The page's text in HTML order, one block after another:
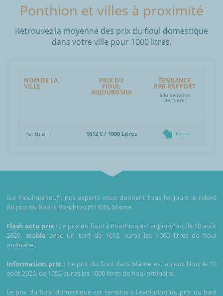
Ponthion et villes à proximité
Retrouvez la moyenne des prix du fioul domestique
dans votre ville pour 1000 litres.
NOM DE LA
VILLE
PRIX DU
FIOUL
AUJOURD'HUI
TENDANCE
PAR RAPPORT
à la semaine
dernière
Ponthion 1612 € / 1000 Litres Baisse
Sur Fioulmarket.fr, nos experts vous donnent tous les jours le relevé
du prix du fioul à Ponthion (51300), Marne.
Flash actu prix : Le prix du fioul à Ponthion est aujourd'hui, le 10 août
2026, stable avec un tarif de 1612 euros les 1000 litres de fioul
ordinaire.
Information prix : Le prix du fioul dans Marne est aujourd'hui, le 10
août 2026, de 1652 euros les 1000 litres de fioul ordinaire.
Le prix du fioul domestique est sensible à l'évolution du prix du baril